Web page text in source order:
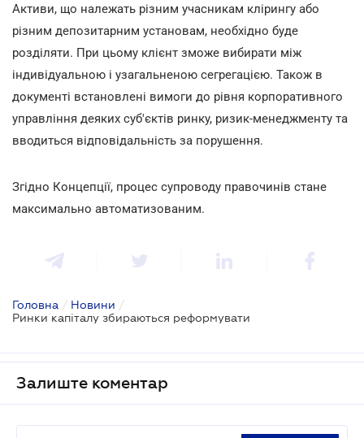
Активи, що належать різним учасникам клірингу або
різним депозитарним установам, необхідно буде
розділяти. При цьому клієнт зможе вибирати між
індивідуальною і узагальненою сегрегацією. Також в
документі встановлені вимоги до рівня корпоративного
управління деяких суб'єктів ринку, ризик-менеджменту та
вводиться відповідальність за порушення.
Згідно Концепції, процес супроводу правочинів стане
максимально автоматизованим.
Головна / Новини /
Ринки капіталу збираються реформувати
Залиште коментар